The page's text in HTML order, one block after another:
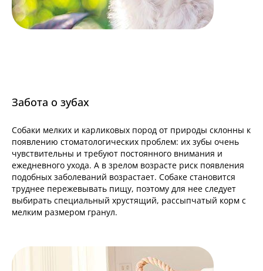
Забота о зубах
Собаки мелких и карликовых пород от природы склонны к
появлению стоматологических проблем: их зубы очень
чувствительны и требуют постоянного внимания и
ежедневного ухода. А в зрелом возрасте риск появления
подобных заболеваний возрастает. Собаке становится
труднее пережевывать пищу, поэтому для нее следует
выбирать специальный хрустящий, рассыпчатый корм с
мелким размером гранул.